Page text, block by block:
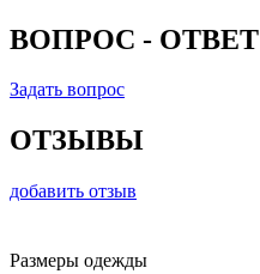
ВОПРОС - ОТВЕТ
Задать вопрос
ОТЗЫВЫ
добавить отзыв
Размеры одежды